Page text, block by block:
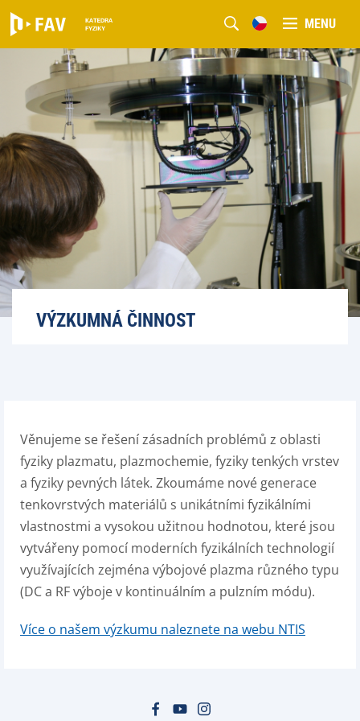
MENU
VÝZKUMNÁ ČINNOST
Věnujeme se řešení zásadních problémů z oblasti
fyziky plazmatu, plazmochemie, fyziky tenkých vrstev
a fyziky pevných látek. Zkoumáme nové generace
tenkovrstvých materiálů s unikátními fyzikálními
vlastnostmi a vysokou užitnou hodnotou, které jsou
vytvářeny pomocí moderních fyzikálních technologií
využívajících zejména výbojové plazma různého typu
(DC a RF výboje v kontinuálním a pulzním módu).
Více o našem výzkumu naleznete na webu NTIS